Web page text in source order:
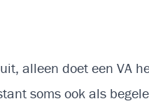
alleen doet een VA
soms ook als